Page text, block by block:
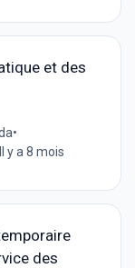
et des
•
Il y a 8 mois
des